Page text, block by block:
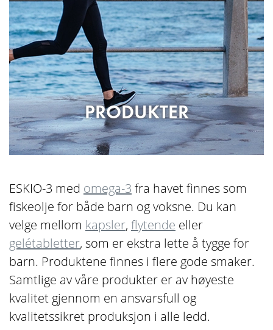
PRODUKTER
ESKIO-3 med omega-3 fra havet finnes som
fiskeolje for både barn og voksne. Du kan
velge mellom kapsler, flytende eller
gelétabletter, som er ekstra lette å tygge for
barn. Produktene finnes i flere gode smaker.
Samtlige av våre produkter er av høyeste
kvalitet gjennom en ansvarsfull og
kvalitetssikret produksjon i alle ledd.